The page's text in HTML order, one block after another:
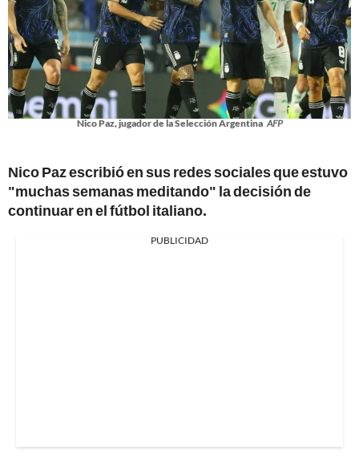
Nico Paz, jugador de la Selección Argentina AFP
Nico Paz escribió en sus redes sociales que estuvo
"muchas semanas meditando" la decisión de
continuar en el fútbol italiano.
PUBLICIDAD